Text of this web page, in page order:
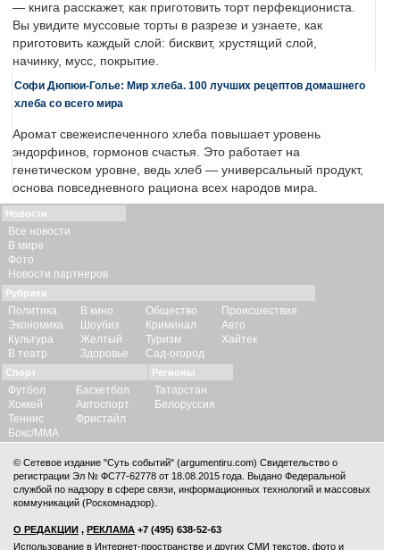
— книга расскажет, как приготовить торт перфекциониста.
Вы увидите муссовые торты в разрезе и узнаете, как
приготовить каждый слой: бисквит, хрустящий слой,
начинку, мусс, покрытие.
Софи Дюпюи-Голье: Мир хлеба. 100 лучших рецептов домашнего
хлеба со всего мира
Аромат свежеиспеченного хлеба повышает уровень
эндорфинов, гормонов счастья. Это работает на
генетическом уровне, ведь хлеб — универсальный продукт,
основа повседневного рациона всех народов мира.
Новости
Все новости
В мире
Фото
Новости партнеров
Рубрики
Политика
Экономика
Культура
В театр
В кино
Шоубиз
Желтый
Здоровье
Общество
Криминал
Туризм
Сад-огород
Происшествия
Авто
Хайтек
Спорт
Футбол
Хоккей
Теннис
Бокс/ММА
Баскетбол
Автоспорт
Фристайл
Регионы
Татарстан
Белоруссия
© Сетевое издание "Суть событий" (argumentiru.com) Свидетельство о
регистрации Эл № ФС77-62778 от 18.08.2015 года. Выдано Федеральной
службой по надзору в сфере связи, информационных технологий и массовых
коммуникаций (Роскомнадзор).
О РЕДАКЦИИ , РЕКЛАМА +7 (495) 638-52-63
Использование в Интернет-пространстве и других СМИ текстов, фото и